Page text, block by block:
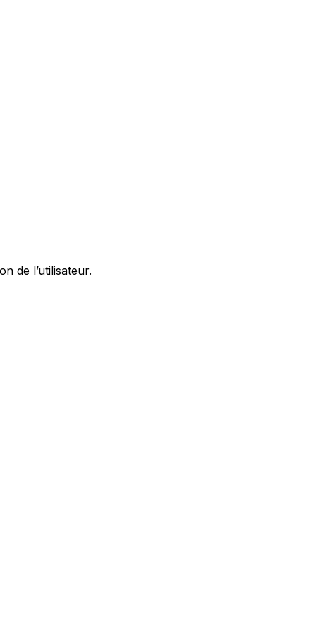
de l’utilisateur.